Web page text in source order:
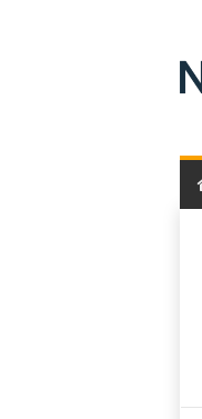
й
т
л